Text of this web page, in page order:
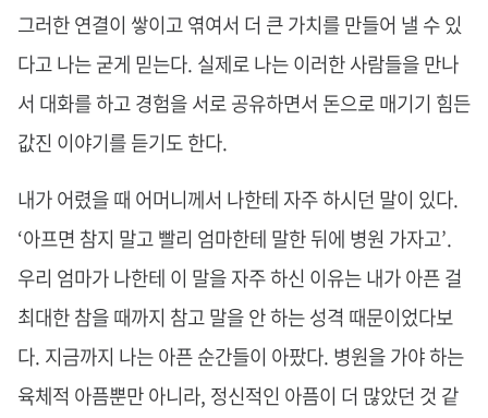
그러한 연결이 쌓이고 엮여서 더 큰 가치를 만들어 낼 수 있
다고 나는 굳게 믿는다. 실제로 나는 이러한 사람들을 만나
서 대화를 하고 경험을 서로 공유하면서 돈으로 매기기 힘든
값진 이야기를 듣기도 한다.
내가 어렸을 때 어머니께서 나한테 자주 하시던 말이 있다.
‘아프면 참지 말고 빨리 엄마한테 말한 뒤에 병원 가자고’.
우리 엄마가 나한테 이 말을 자주 하신 이유는 내가 아픈 걸
최대한 참을 때까지 참고 말을 안 하는 성격 때문이었다보
다. 지금까지 나는 아픈 순간들이 아팠다. 병원을 가야 하는
육체적 아픔뿐만 아니라, 정신적인 아픔이 더 많았던 것 같